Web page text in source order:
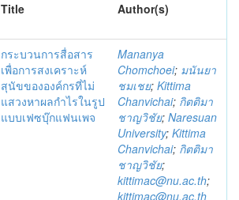
Title Author(s)
กระบวนการสื่อสาร
เพื่อการสงเคราะห์
สุนัขขององค์กรที่ไม่
แสวงหาผลกำไรในรูป
แบบเฟซบุ๊กแฟนเพจ
Mananya
Chomchoei; มนันยา
ชมเชย; Kittima
Chanvichai; กิตติมา
ชาญวิชัย; Naresuan
University; Kittima
Chanvichai; กิตติมา
ชาญวิชัย;
kittimac@nu.ac.th;
kittimac@nu.ac.th